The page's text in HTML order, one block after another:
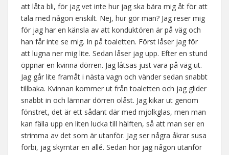
att låta bli, för jag vet inte hur jag ska bära mig åt för att
tala med någon enskilt. Nej, hur gör man? Jag reser mig
för jag har en känsla av att konduktören är på väg och
han får inte se mig. In på toaletten. Först låser jag för
att lugna ner mig lite. Sedan låser jag upp. Efter en stund
öppnar en kvinna dörren. Jag låtsas just vara på väg ut.
Jag går lite framåt i nästa vagn och vänder sedan snabbt
tillbaka. Kvinnan kommer ut från toaletten och jag glider
snabbt in och lämnar dörren olåst. Jag kikar ut genom
fönstret, det är ett sådant där med mjölkglas, men man
kan fälla upp en liten lucka till hälften, så att man ser en
strimma av det som är utanför. Jag ser några åkrar susa
förbi, jag skymtar en allé. Sedan hör jag någon utanför